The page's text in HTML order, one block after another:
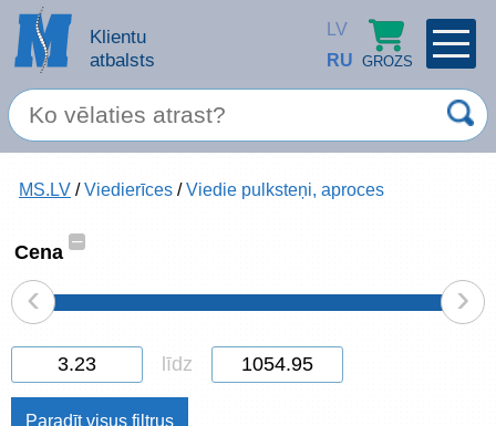
Klientu
atbalsts
LV
RU GROZS
Atcerēties
Spec. piedāvājums
Servisa pakalpojumi
Apple produkti
Datortehnika
Datoru piederumi
MS.LV /Viedierīces /Viedie pulksteņi, aproces
Cena
–
‹ ›
līdz